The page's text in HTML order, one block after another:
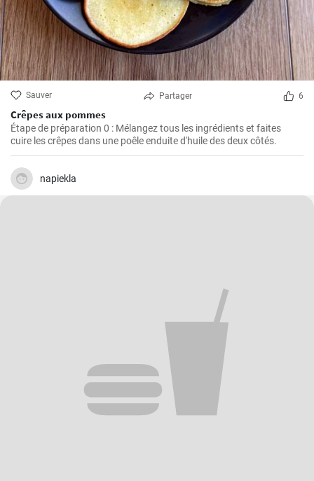
Sauver Partager 6
Crêpes aux pommes
Étape de préparation 0 : Mélangez tous les ingrédients et faites
cuire les crêpes dans une poêle enduite d'huile des deux côtés.
napiekla